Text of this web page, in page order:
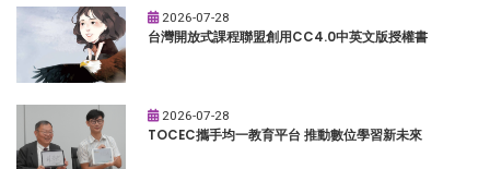
2026-07-28
台灣開放式課程聯盟創用CC4.0中英文版授權書
2026-07-28
TOCEC攜手均一教育平台 推動數位學習新未來